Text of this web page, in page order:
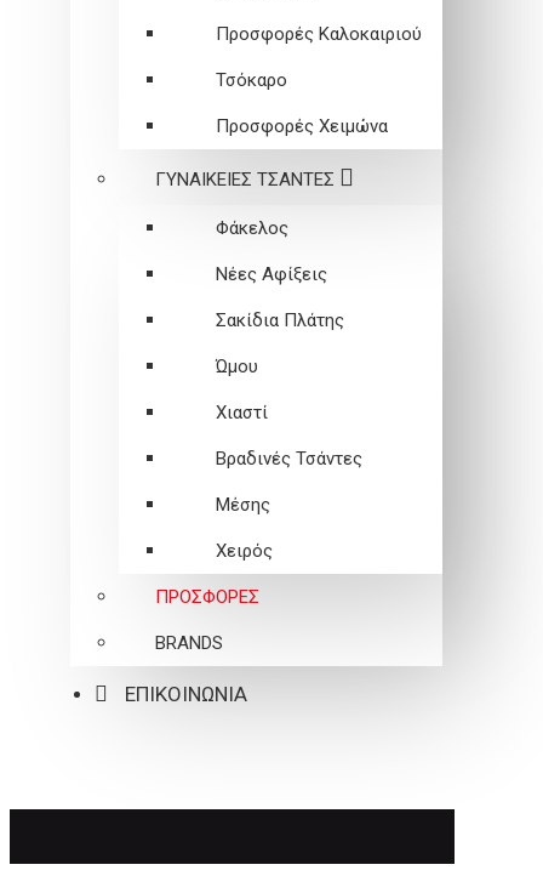
Προσφορές Καλοκαιριού
Τσόκαρο
Προσφορές Χειμώνα
ΓΥΝΑΙΚΕΙEΣ ΤΣΑΝΤΕΣ
Φάκελος
Νέες Αφίξεις
Σακίδια Πλάτης
Ώμου
Χιαστί
Βραδινές Τσάντες
Μέσης
Χειρός
ΠΡΟΣΦΟΡΕΣ
BRANDS
ΕΠΙΚΟΙΝΩΝΙΑ